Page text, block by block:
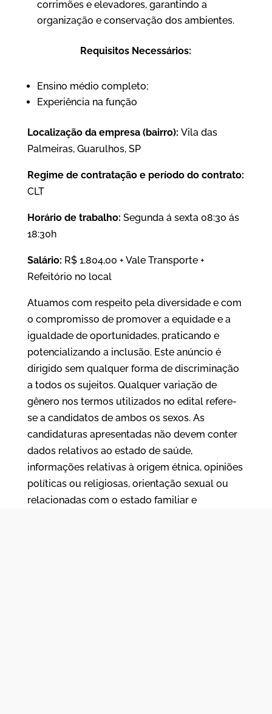
corrimões e elevadores, garantindo a
organização e conservação dos ambientes.
Requisitos Necessários:
Ensino médio completo;
Experiência na função
Localização da empresa (bairro): Vila das
Palmeiras, Guarulhos, SP
Regime de contratação e período do contrato:
CLT
Horário de trabalho: Segunda á sexta 08:30 ás
18:30h
Salário: R$ 1.804,00 + Vale Transporte +
Refeitório no local
Atuamos com respeito pela diversidade e com
o compromisso de promover a equidade e a
igualdade de oportunidades, praticando e
potencializando a inclusão. Este anúncio é
dirigido sem qualquer forma de discriminação
a todos os sujeitos. Qualquer variação de
gênero nos termos utilizados no edital refere-
se a candidatos de ambos os sexos. As
candidaturas apresentadas não devem conter
dados relativos ao estado de saúde,
informações relativas à origem étnica, opiniões
políticas ou religiosas, orientação sexual ou
relacionadas com o estado familiar e